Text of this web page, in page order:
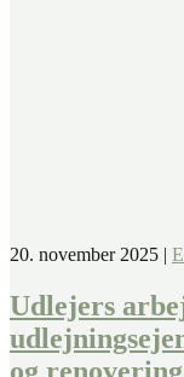
20. november 2025 |
Udlejers